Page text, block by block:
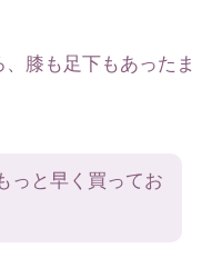
膝も足下もあったま
っと早く買ってお